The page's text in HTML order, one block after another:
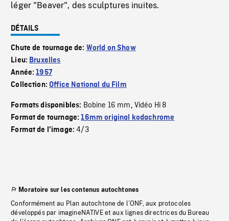
léger "Beaver", des sculptures inuites.
DÉTAILS
Chute de tournage de: World on Show
Lieu: Bruxelles
Année:1957
Collection:Office National du Film
Formats disponibles: Bobine 16 mm, Vidéo Hi 8
Format de tournage:16mm original kodachrome
Format de l'image:4/3
Moratoire sur les contenus autochtones
Conformément au Plan autochtone de l’ONF, aux protocoles
développés par imagineNATIVE et aux lignes directrices du Bureau